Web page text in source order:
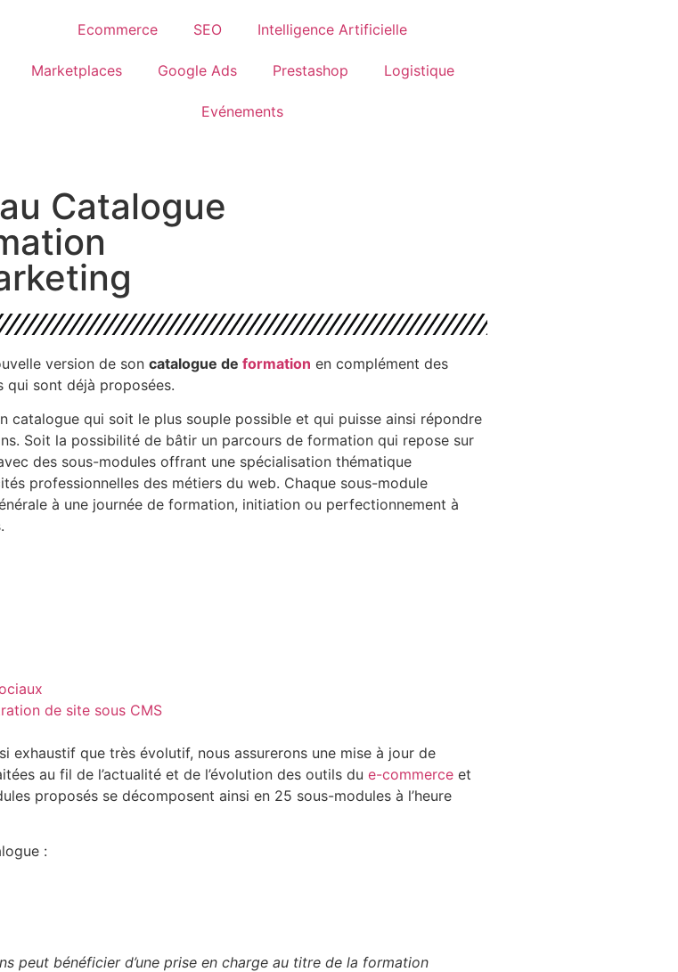
Ecommerce SEO Intelligence Artificielle
Marketplaces Google Ads Prestashop Logistique
Evénements
Catalogue
version de son catalogue de formation en complément des
qui sont déjà proposées.
catalogue qui soit le plus souple possible et qui puisse ainsi répondre
Soit la possibilité de bâtir un parcours de formation qui repose sur
des sous-modules offrant une spécialisation thématique
professionnelles des métiers du web. Chaque sous-module
à une journée de formation, initiation ou perfectionnement à
de site sous CMS
exhaustif que très évolutif, nous assurerons une mise à jour de
au fil de l’actualité et de l’évolution des outils du e-commerceet
proposés se décomposent ainsi en 25 sous-modules à l’heure
:
peut bénéficier d’une prise en charge au titre de la formation